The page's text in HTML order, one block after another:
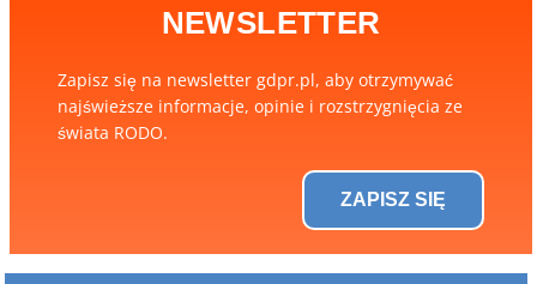
NEWSLETTER
Zapisz się na newsletter gdpr.pl, aby otrzymywać
najświeższe informacje, opinie i rozstrzygnięcia ze
świata RODO.
ZAPISZ SIĘ